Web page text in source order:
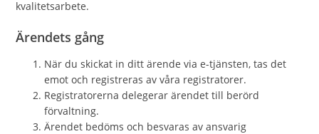
kvalitetsarbete.
Ärendets gång
När du skickat in ditt ärende via e-tjänsten, tas det
emot och registreras av våra registratorer.
Registratorerna delegerar ärendet till berörd
förvaltning.
Ärendet bedöms och besvaras av ansvarig